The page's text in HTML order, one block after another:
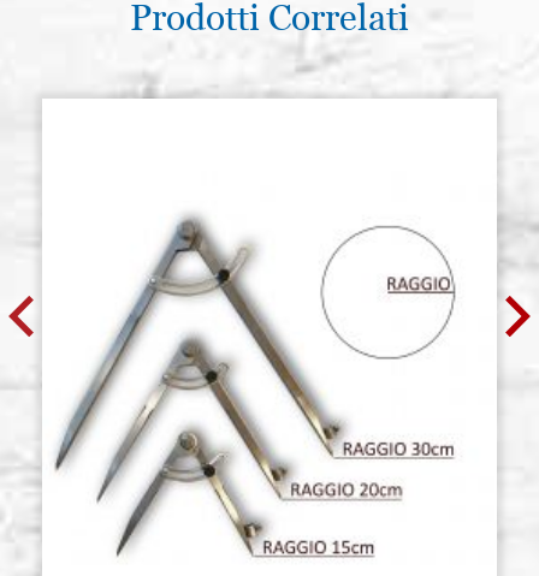
Prodotti Correlati